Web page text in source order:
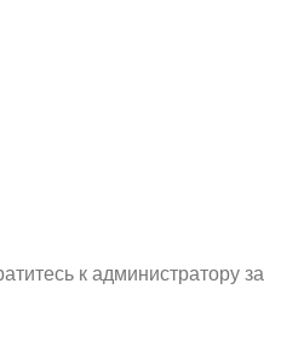
к администратору за